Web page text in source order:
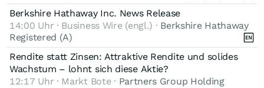
Berkshire Hathaway Inc. News Release
14:00 Uhr · Business Wire (engl.) · Berkshire Hathaway
Registered (A)
Rendite statt Zinsen: Attraktive Rendite und solides
Wachstum – lohnt sich diese Aktie?
12:17 Uhr · Markt Bote · Partners Group Holding